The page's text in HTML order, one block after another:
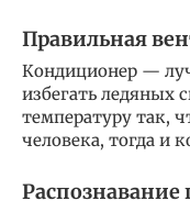
Правильная
Кондиционер —
избегать ледяных
температуру так,
человека, тогда и
Распознавание